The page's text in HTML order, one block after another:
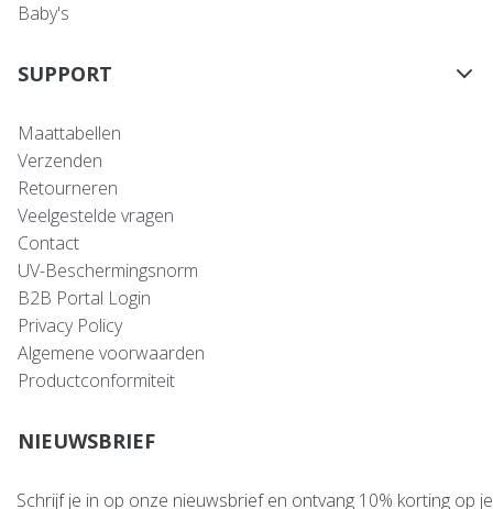
Baby's
SUPPORT
Maattabellen
Verzenden
Retourneren
Veelgestelde vragen
Contact
UV-Beschermingsnorm
B2B Portal Login
Privacy Policy
Algemene voorwaarden
Productconformiteit
NIEUWSBRIEF
Schrijf je in op onze nieuwsbrief en ontvang 10% korting op je